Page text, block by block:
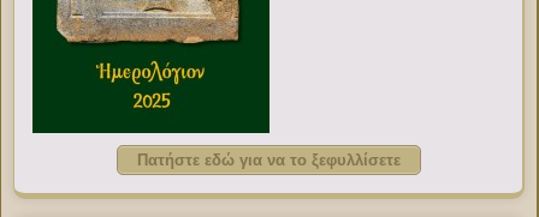
Πατήστε εδώ για να το ξεφυλλίσετε